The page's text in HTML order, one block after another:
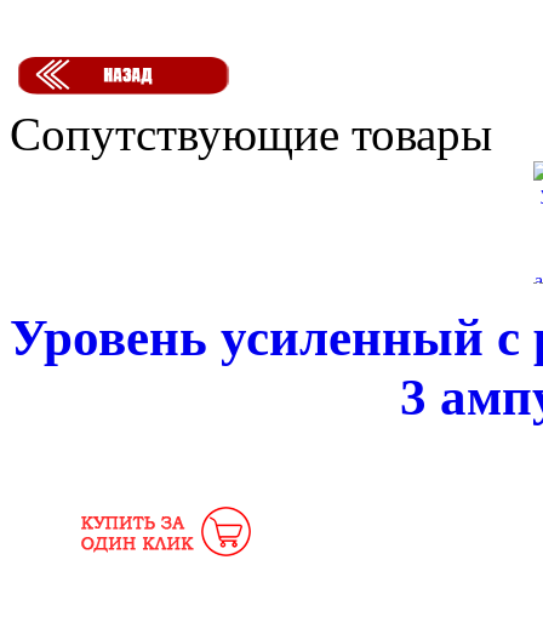
Сопутствующие товары
Уровень усиленный
3